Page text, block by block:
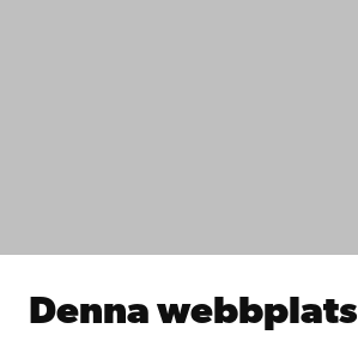
Denna webbplats
Samarbeta med oss
Kontinuerligt lärande